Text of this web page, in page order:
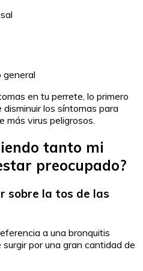
general
en tu perrete, lo primero
los síntomas para
más virus peligrosos.
tanto mi
preocupado?
sobre la tos de las
a una bronquitis
por una gran cantidad de